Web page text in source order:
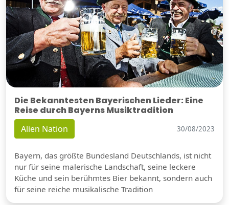
Die Bekanntesten Bayerischen Lieder: Eine
Reise durch Bayerns Musiktradition
Alien Nation 30/08/2023
Bayern, das größte Bundesland Deutschlands, ist nicht
nur für seine malerische Landschaft, seine leckere
Küche und sein berühmtes Bier bekannt, sondern auch
für seine reiche musikalische Tradition